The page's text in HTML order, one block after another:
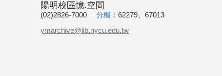
陽明校區憶.空間
(02)2826-7000 分機： 62279、67013
ymarchive@lib.nycu.edu.tw